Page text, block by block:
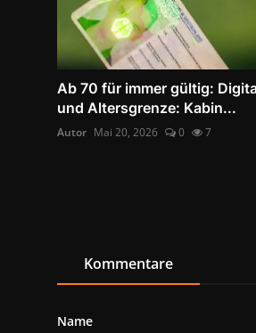
Ab 70 für immer gültig:
und Altersgrenze: Kabin...
Autor Mai 20, 2026 0 7
Kommentare
Name